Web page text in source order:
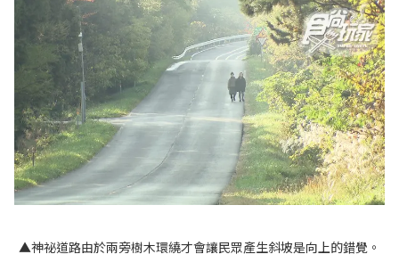
▲神祕道路由於兩旁樹木環繞才會讓民眾產生斜坡是向上的錯覺。